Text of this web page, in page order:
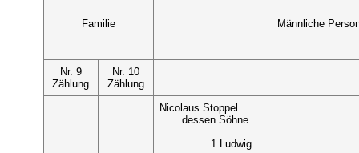
Familie Männliche
Nr. 9
Zählung
Nr. 10
Zählung
Nicolaus Stoppel
dessen Söhne
1 Ludwig